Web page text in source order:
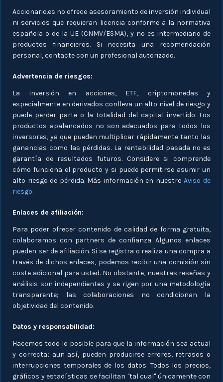
Accionario.es no ofrece asesoramiento de inversión individual
ni servicios que requieran licencia conforme a la normativa
española o de la UE (CNMV/ESMA), y no es intermediario de
productos financieros. Si necesita una recomendación
personal, contacte con un profesional autorizado.
Advertencia de riesgos:
La inversión en acciones, ETF, criptomonedas y
especialmente en derivados conlleva un alto nivel de riesgo y
puede perder parte o la totalidad del capital invertido. Los
productos apalancados no son adecuados para todos los
inversores, ya que pueden multiplicar rápidamente tanto las
ganancias como las pérdidas. La rentabilidad pasada no es
garantía de resultados futuros. Considere si comprende
cómo funciona el producto y si puede permitirse asumir un
alto riesgo de pérdida. Más información en nuestroAviso de
riesgo.
Enlaces de afiliación:
Para poder ofrecer contenido de calidad de forma gratuita,
colaboramos con partners de confianza. Algunos enlaces
pueden ser de afiliación. Si se registra o realiza una compra a
través de dichos enlaces, podemos recibir una comisión sin
coste adicional para usted. No obstante, nuestras reseñas y
análisis son independientes y se rigen por una metodología
transparente; las colaboraciones no condicionan la
objetividad del contenido.
Datos y responsabilidad:
Hacemos todo lo posible para que la información sea actual
y correcta; aun así, pueden producirse errores, retrasos o
interrupciones temporales de los datos. Todos los precios,
gráficos y estadísticas se facilitan "tal cual" únicamente con